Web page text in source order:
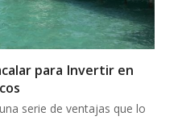
para Invertir en
serie de ventajas que lo